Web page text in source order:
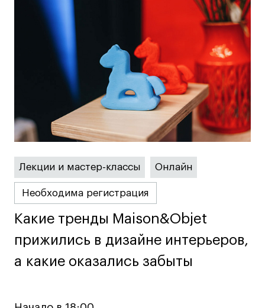
События
Преподаватели
Лицензии и аккредитации
Для прессы
Партнеры
Связи с индустрией
Контакты
Поступающим
Стоимость обучения
Иностранным студентам
Вопросы и ответы
Лекции и мастер-классы Онлайн
Необходима регистрация
Какие тренды Maison&Objet
прижились в дизайне интерьеров,
а какие оказались забыты
Какие тренды Maison&Objet
прижились в дизайне интерьеров,
а какие оказались забыты